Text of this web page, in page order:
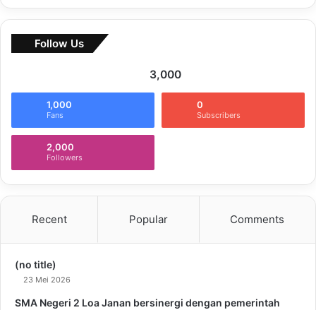
Follow Us
3,000
1,000
Fans
0
Subscribers
2,000
Followers
Recent Popular Comments
(no title)
23 Mei 2026
SMA Negeri 2 Loa Janan bersinergi dengan pemerintah